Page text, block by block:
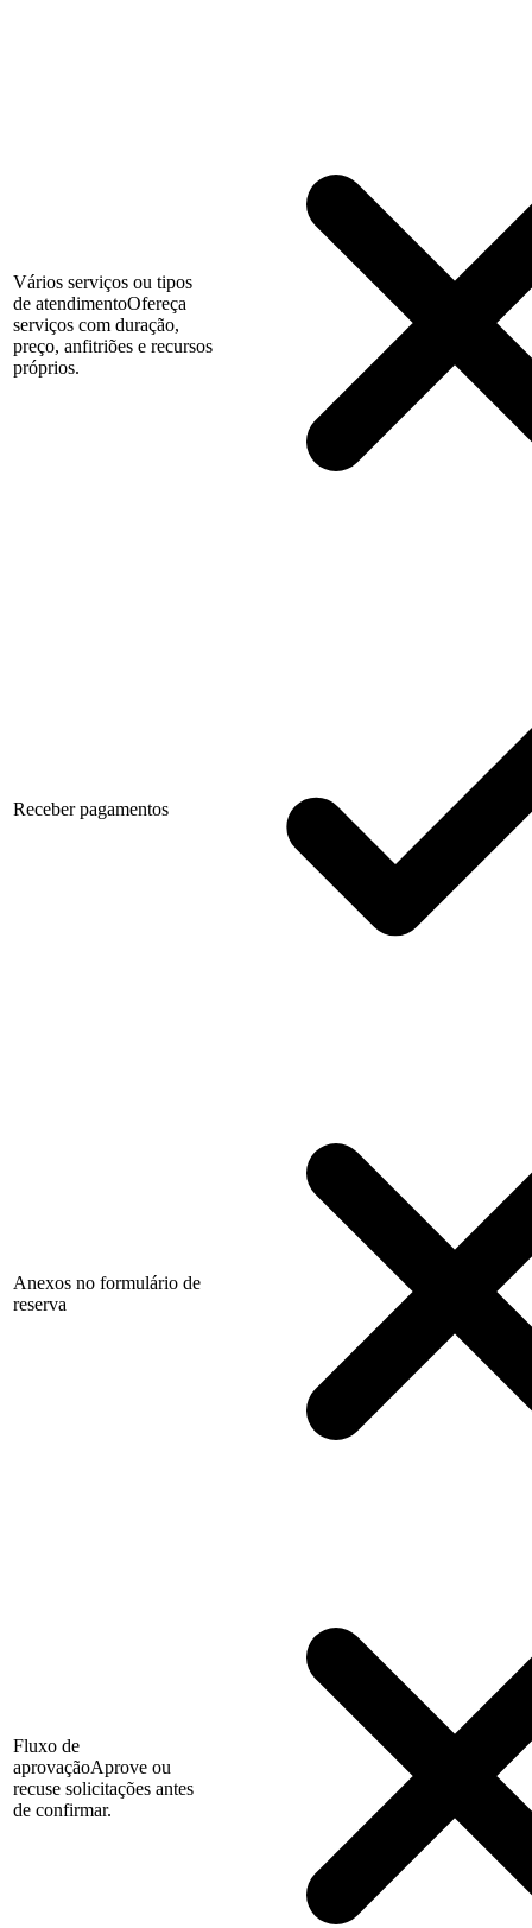
Vários serviços ou tipos
de atendimentoOfereça
serviços com duração,
preço, anfitriões e recursos
próprios.
Receber pagamentos
Anexos no formulário de
reserva
Fluxo de
aprovaçãoAprove ou
recuse solicitações antes
de confirmar.